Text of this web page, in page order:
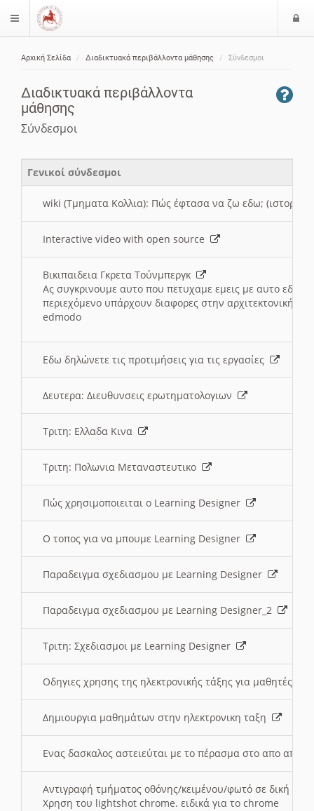
$langMenu
Αρχική Σελίδα Διαδικτυακά περιβάλλοντα μάθησης Σύνδεσμοι
Διαδικτυακά περιβάλλοντα
μάθησης
Σύνδεσμοι
Γενικοί σύνδεσμοι
wiki (Τμηματα Κολλια): Πώς έφτασα να ζω εδω; (ιστορια)
Interactive video with open source
Βικιπαιδεια Γκρετα Τούνμπεργκ
Ας συγκρινουμε αυτο που πετυχαμε εμεις με αυτο εδω
περιεχόμενο υπάρχουν διαφορες στην αρχιτεκτονική
edmodo
Εδω δηλώνετε τις προτιμήσεις για τις εργασίες
Δευτερα: Διευθυνσεις ερωτηματολογιων
Τριτη: Ελλαδα Κινα
Τριτη: Πολωνια Μεταναστευτικο
Πώς χρησιμοποιειται ο Learning Designer
O τοπος για να μπουμε Learning Designer
Παραδειγμα σχεδιασμου με Learning Designer
Παραδειγμα σχεδιασμου με Learning Designer_2
Τριτη: Σχεδιασμοι με Learning Designer
Οδηγιες χρησης της ηλεκτρονικής τάξης για μαθητές
Δημιουργια μαθημάτων στην ηλεκτρονικη ταξη
Ενας δασκαλος αστειεύται με το πέρασμα στο απο
Αντιγραφή τμήματος οθόνης/κειμένου/φωτό σε δική
Χρηση του lightshot chrome. ειδικά για το chrome